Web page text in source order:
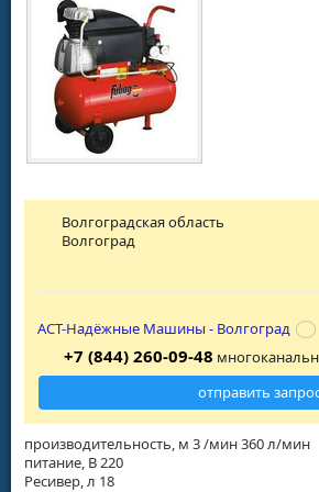
производительность, м 3 /мин 360 л/мин
питание, В 220
Ресивер, л 18
Волгоградская область
Волгоград
АСТ-Надёжные Машины - Волгоград
+7 (844) 260-09-48
отправить